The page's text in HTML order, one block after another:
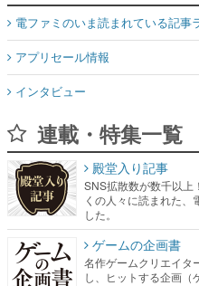
電ファミのいま読まれている記事
アプリセール情報
インタビュー
連載・特集一覧
殿堂入り記事
SNS拡散数が数千以上
くの人々に読まれた、
した。
ゲームの企画書
名作ゲームクリエイタ
し、ヒットする企画（